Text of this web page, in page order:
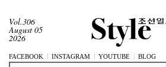
Vol.306
August 05
2026
FACEBOOK INSTAGRAM YOUTUBE BLOG